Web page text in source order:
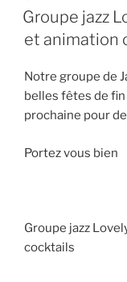
LE
Groupe jazz
et animation
Notre groupe de
belles fêtes de fin
prochaine pour
Portez vous bien
Groupe jazz
cocktails